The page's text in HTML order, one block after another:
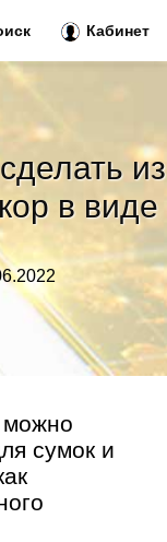
из
в виде
можно
сумок и
Кабинет